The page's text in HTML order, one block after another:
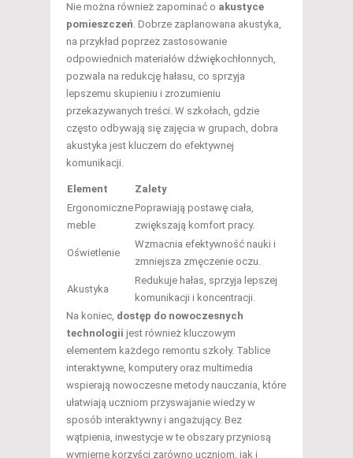
Nie można również zapominać o akustyce
pomieszczeń. Dobrze zaplanowana akustyka,
na przykład poprzez zastosowanie
odpowiednich materiałów dźwiękochłonnych,
pozwala na redukcję hałasu, co sprzyja
lepszemu skupieniu i zrozumieniu
przekazywanych treści. W szkołach, gdzie
często odbywają się zajęcia w grupach, dobra
akustyka jest kluczem do efektywnej
komunikacji.
Element
Zalety
Ergonomiczne
meble
Poprawiają postawę ciała,
zwiększają komfort pracy.
Oświetlenie
Wzmacnia efektywność nauki i
zmniejsza zmęczenie oczu.
Akustyka
Redukuje hałas, sprzyja lepszej
komunikacji i koncentracji.
Na koniec, dostęp do nowoczesnych
technologii jest również kluczowym
elementem każdego remontu szkoły. Tablice
interaktywne, komputery oraz multimedia
wspierają nowoczesne metody nauczania, które
ułatwiają uczniom przyswajanie wiedzy w
sposób interaktywny i angażujący. Bez
wątpienia, inwestycje w te obszary przyniosą
wymierne korzyści zarówno uczniom, jak i